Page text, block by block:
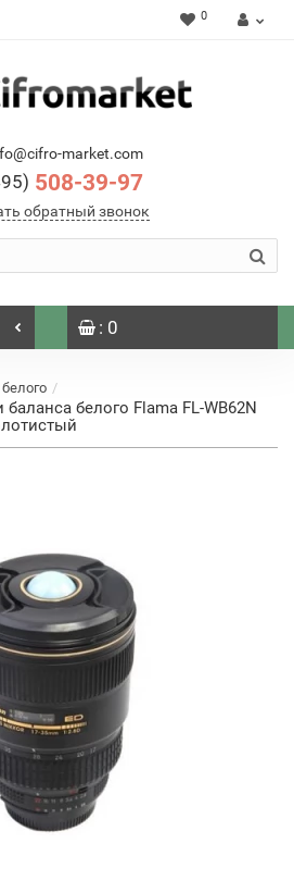
0
market.com
508-39-97
обратный звонок
: 0
белого Flama FL-WB62N